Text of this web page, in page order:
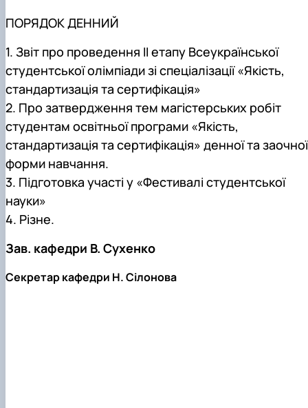
ПОРЯДОК ДЕННИЙ
1. Звіт про проведення ІІ етапу Всеукраїнської
студентської олімпіади зі спеціалізації «Якість,
стандартизація та сертифікація»
2. Про затвердження тем магістерських робіт
студентам освітньої програми «Якість,
стандартизація та сертифікація» денної та заочної
форми навчання.
3. Підготовка участі у «Фестивалі студентської
науки»
4. Різне.
Зав. кафедри В. Сухенко
Секретар кафедри Н. Сілонова